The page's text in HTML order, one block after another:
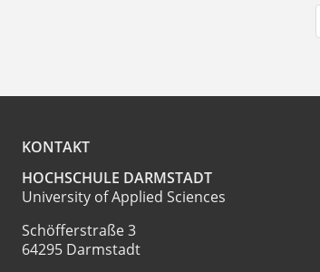
KONTAKT
HOCHSCHULE DARMSTADT
University of Applied Sciences
Schöfferstraße 3
64295 Darmstadt